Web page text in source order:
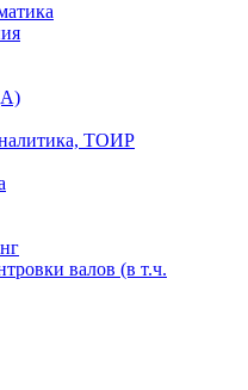
ТОИР
валов (в т.ч.